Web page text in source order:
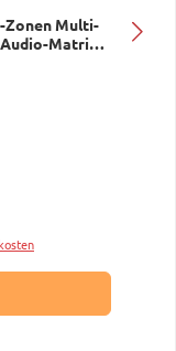
Zonen Multi-
Matrix-